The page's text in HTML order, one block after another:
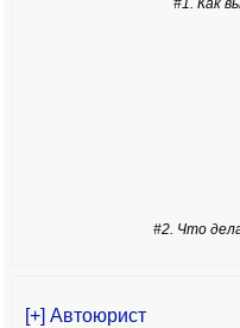
#2. Что
[+] Автоюрист